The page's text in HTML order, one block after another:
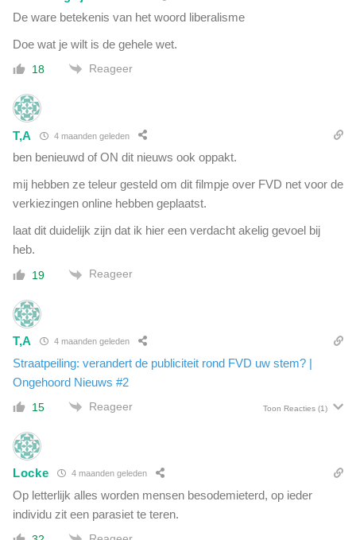
n
c
ë
t
u
n
m
i
a
s
g
e
o
l
g
a
n
p
g
j
n
n
a
i
l
e
a
d
m
i
e
o
(
n
d
e
De ware betekenis van het woord liberalisme
Doe wat je wilt is de gehele wet.
18 Reageer
T,A 4 maanden geleden
ben benieuwd of ON dit nieuws ook oppakt.
mij hebben ze teleur gesteld om dit filmpje over FVD net voor de
verkiezingen online hebben geplaatst.
laat dit duidelijk zijn dat ik hier een verdacht akelig gevoel bij
heb.
19 Reageer
T,A 4 maanden geleden
Straatpeiling: verandert de publiciteit rond FVD uw stem? |
Ongehoord Nieuws #2
15 Reageer Toon Reacties (1)
Locke 4 maanden geleden
Op letterlijk alles worden mensen besodemieterd, op ieder
individu zit een parasiet te teren.